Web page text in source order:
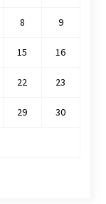
8 9
15 16
22 23
29 30